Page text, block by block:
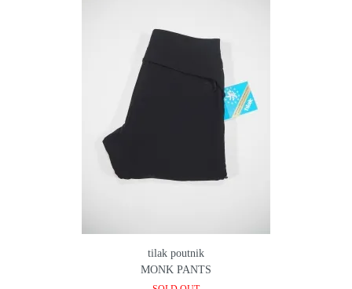
tilak poutnik
MONK PANTS